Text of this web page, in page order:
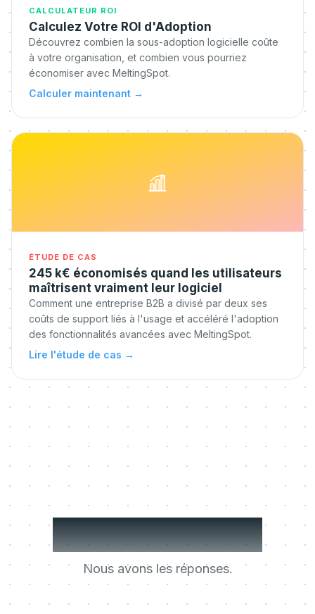
CALCULATEUR ROI
Calculez Votre ROI d'Adoption
Découvrez combien la sous-adoption logicielle coûte
à votre organisation, et combien vous pourriez
économiser avec MeltingSpot.
Calculer maintenant →
ÉTUDE DE CAS
245 k€ économisés quand les utilisateurs
maîtrisent vraiment leur logiciel
Comment une entreprise B2B a divisé par deux ses
coûts de support liés à l'usage et accéléré l'adoption
des fonctionnalités avancées avec MeltingSpot.
Lire l'étude de cas →
Des questions ?
Nous avons les réponses.